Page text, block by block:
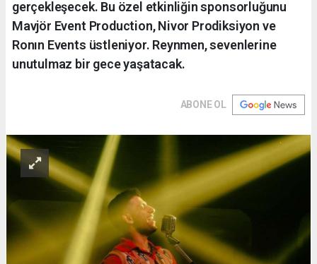
gerçekleşecek. Bu özel etkinliğin sponsorluğunu
Mavjör Event Production, Nivor Prodiksiyon ve
Ronın Events üstleniyor. Reynmen, sevenlerine
unutulmaz bir gece yaşatacak.
ABONE OL